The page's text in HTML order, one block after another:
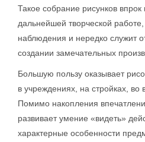
Такое собрание рисунков
дальнейшей творческой
наблюдения и нередко служит
создании замечательных
Большую пользу оказывает
в учреждениях, на стройках, во
Помимо накопления
развивает умение «видеть»
характерные особенности